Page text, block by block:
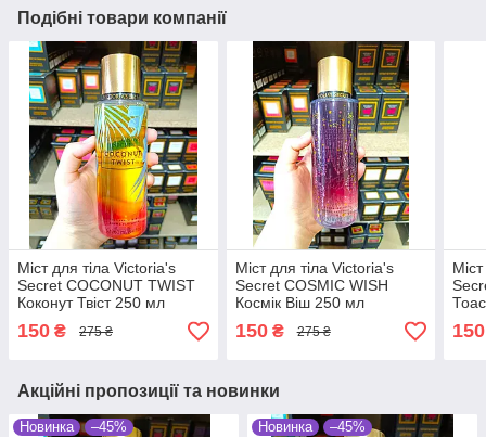
Подібні товари компанії
Міст для тіла Victoria's
Secret COCONUT TWIST
Коконут Твіст 250 мл
150 ₴ 275 ₴
Міст для тіла Victoria's
Secret COSMIC WISH
Космік Віш 250 мл
150₴ 275 ₴ 150
Акційні пропозиції та новинки
Новинка –45% Новинка –45%